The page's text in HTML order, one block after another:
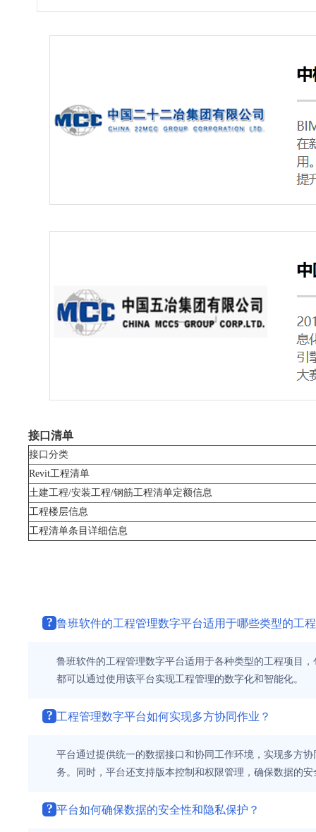
接口清单
接口分类
Revit工程清单
土建工程/安装工程/钢筋工程清单定额信息
工程楼层信息
工程清单条目详细信息
? 鲁班软件的工程管理数字平台适用于哪些类型的工
鲁班软件的工程管理数字平台适用于各种类型的工程项目
都可以通过使用该平台实现工程管理的数字化和智能化。
? 工程管理数字平台如何实现多方协同作业？
平台通过提供统一的数据接口和协同工作环境，实现多方
务。同时，平台还支持版本控制和权限管理，确保数据的
? 平台如何确保数据的安全性和隐私保护？